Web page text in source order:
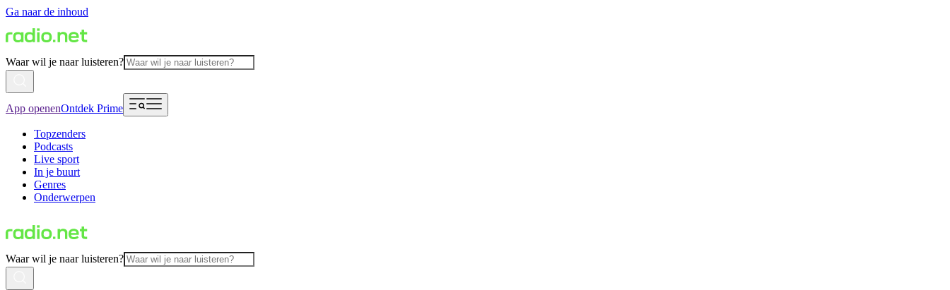
Ga naar de inhoud
Waar wil je naar luisteren?
App openenOntdek Prime
Topzenders
Podcasts
Live sport
In je buurt
Genres
Onderwerpen
Waar wil je naar luisteren?